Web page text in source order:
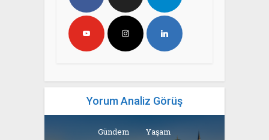
Yorum Analiz Görüş
Gündem
Yaşam